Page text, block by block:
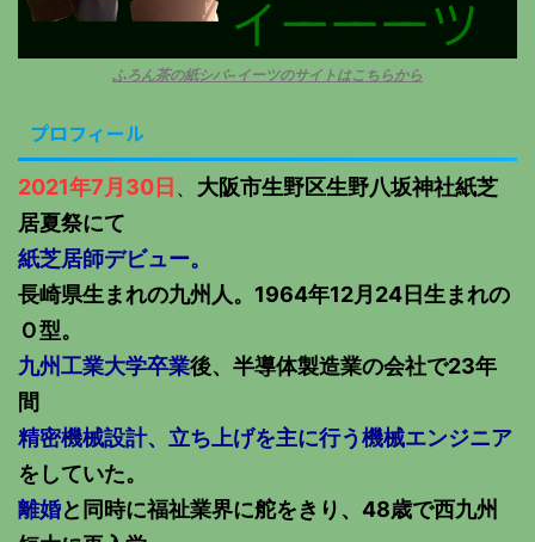
ふろん茶の紙シバ−イーツのサイトはこちらから
プロフィール
2021年7月30日 、 大阪市生野区生野八坂神社紙芝
居夏祭にて
紙芝居師デビュー。
長崎県生まれの九州人。1964年12月24日生まれの
Ｏ型。
九州工業大学卒業後、半導体製造業の会社で23年
間
精密機械設計、立ち上げを主に行う機械エンジニア
をしていた。
離婚と同時に福祉業界に舵をきり、48歳で西九州